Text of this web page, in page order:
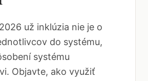
už inklúzia nie je o
do systému,
systému
Objavte, ako využiť